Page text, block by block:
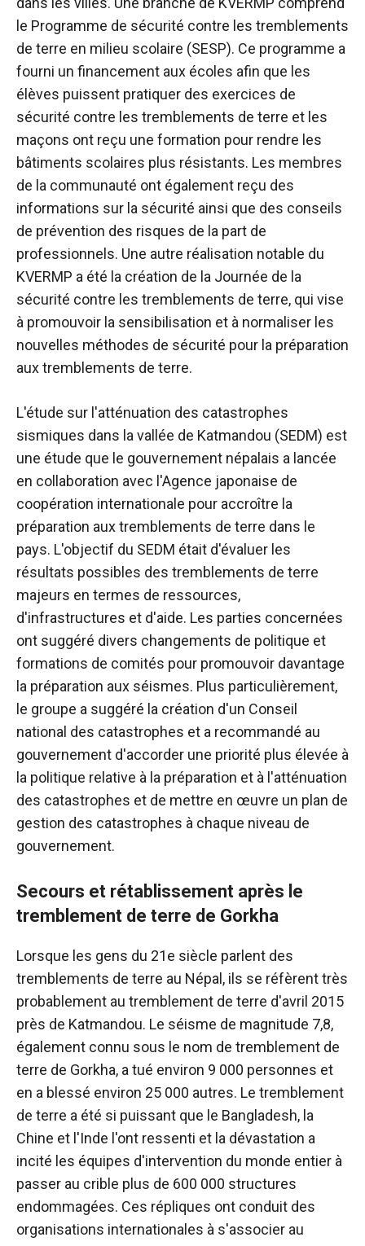
le Programme de sécurité contre les tremblements
de terre en milieu scolaire (SESP). Ce programme a
fourni un financement aux écoles afin que les
élèves puissent pratiquer des exercices de
sécurité contre les tremblements de terre et les
maçons ont reçu une formation pour rendre les
bâtiments scolaires plus résistants. Les membres
de la communauté ont également reçu des
informations sur la sécurité ainsi que des conseils
de prévention des risques de la part de
professionnels. Une autre réalisation notable du
KVERMP a été la création de la Journée de la
sécurité contre les tremblements de terre, qui vise
à promouvoir la sensibilisation et à normaliser les
nouvelles méthodes de sécurité pour la préparation
aux tremblements de terre.
L'étude sur l'atténuation des catastrophes
sismiques dans la vallée de Katmandou (SEDM) est
une étude que le gouvernement népalais a lancée
en collaboration avec l'Agence japonaise de
coopération internationale pour accroître la
préparation aux tremblements de terre dans le
pays. L'objectif du SEDM était d'évaluer les
résultats possibles des tremblements de terre
majeurs en termes de ressources,
d'infrastructures et d'aide. Les parties concernées
ont suggéré divers changements de politique et
formations de comités pour promouvoir davantage
la préparation aux séismes. Plus particulièrement,
le groupe a suggéré la création d'un Conseil
national des catastrophes et a recommandé au
gouvernement d'accorder une priorité plus élevée à
la politique relative à la préparation et à l'atténuation
des catastrophes et de mettre en œuvre un plan de
gestion des catastrophes à chaque niveau de
gouvernement.
Secours et rétablissement après le
tremblement de terre de Gorkha
Lorsque les gens du 21e siècle parlent des
tremblements de terre au Népal, ils se réfèrent très
probablement au tremblement de terre d'avril 2015
près de Katmandou. Le séisme de magnitude 7,8,
également connu sous le nom de tremblement de
terre de Gorkha, a tué environ 9 000 personnes et
en a blessé environ 25 000 autres. Le tremblement
de terre a été si puissant que le Bangladesh, la
Chine et l'Inde l'ont ressenti et la dévastation a
incité les équipes d'intervention du monde entier à
passer au crible plus de 600 000 structures
endommagées. Ces répliques ont conduit des
organisations internationales à s'associer au